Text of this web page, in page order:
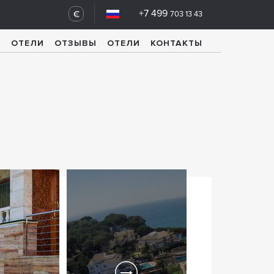
+7 499 703 13 43
€
ОТЕЛИ ОТЗЫВЫ ОТЕЛИ КОНТАКТЫ